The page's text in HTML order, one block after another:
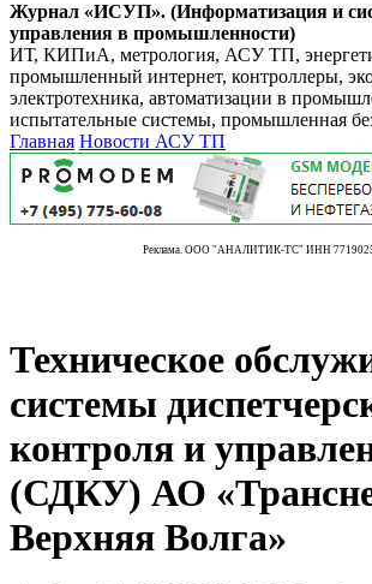
Журнал «ИСУП». (Информатизация и
управления в промышленности)
ИТ, КИПиА, метрология, АСУ ТП,
промышленный интернет, контроллеры,
электротехника, автоматизации в
испытательные системы, промышленная
Главная Новости АСУ ТП
Реклама. ООО "АНАЛИТИК-ТС" ИНН
Техническое
системы
контроля и
(СДКУ) АО
Верхняя Волга»